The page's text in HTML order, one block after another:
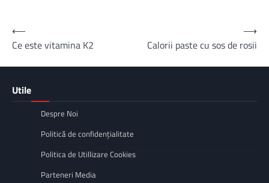
Navigare
în
articole
⟵
Ce este vitamina K2
Calorii paste cu sos de rosii
⟶
Utile
Despre Noi
Politică de confidențialitate
Politica de Utillizare Cookies
Parteneri Media